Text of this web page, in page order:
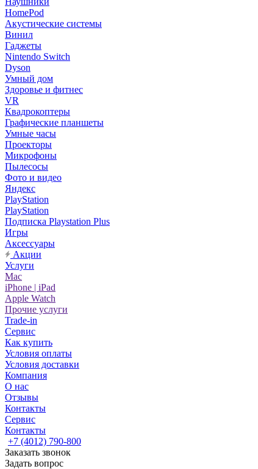
HomePod
Акустические системы
Винил
Гаджеты
Nintendo Switch
Dyson
Умный дом
Здоровье и фитнес
VR
Квадрокоптеры
Графические планшеты
Умные часы
Проекторы
Микрофоны
Пылесосы
Фото и видео
Яндекс
PlayStation
PlayStation
Подписка Playstation Plus
Игры
Аксессуары
Акции
Услуги
Mac
iPhone | iPad
Apple Watch
Прочие услуги
Trade-in
Сервис
Как купить
Условия оплаты
Условия доставки
Компания
О нас
Отзывы
Контакты
Сервис
Контакты
+7 (4012) 790-800
Заказать звонок
Задать вопрос